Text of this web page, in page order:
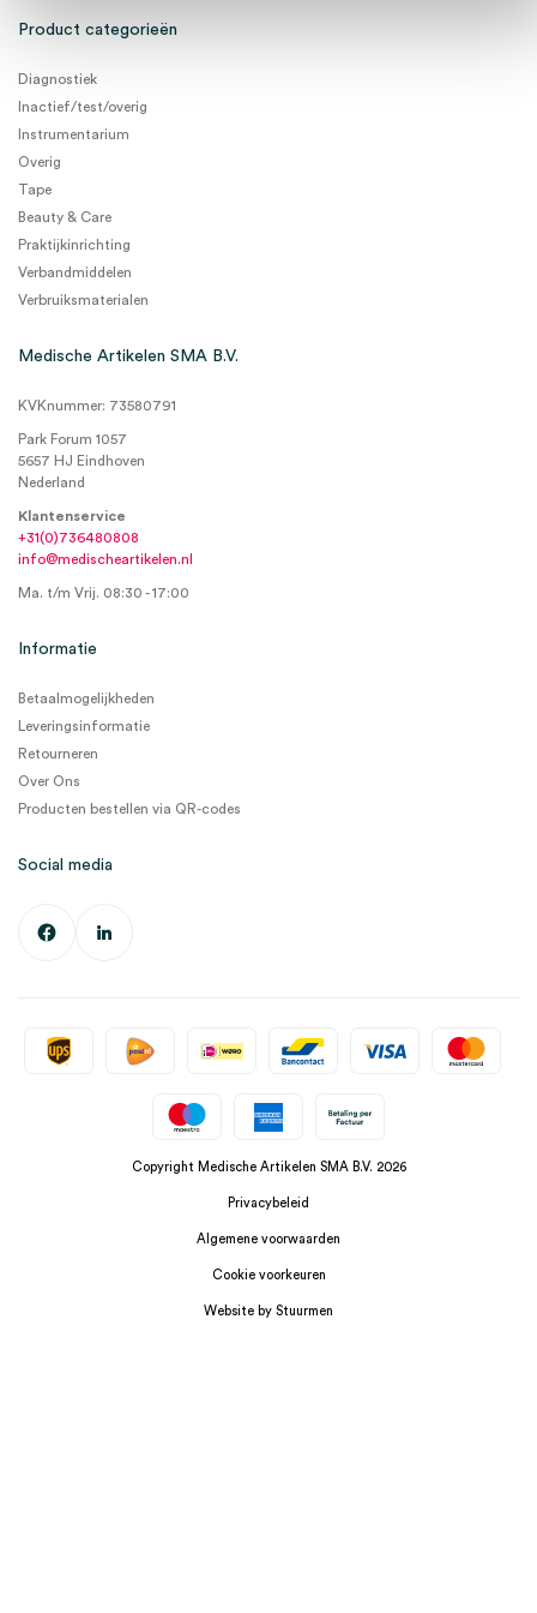
Product categorieën
Diagnostiek
Inactief/test/overig
Instrumentarium
Overig
Tape
Beauty & Care
Praktijkinrichting
Verbandmiddelen
Verbruiksmaterialen
Medische Artikelen SMA B.V.
KVKnummer: 73580791
Park Forum 1057
5657 HJ Eindhoven
Nederland
Klantenservice
+31(0)736480808
info@medischeartikelen.nl
Ma. t/m Vrij. 08:30 - 17:00
Informatie
Betaalmogelijkheden
Leveringsinformatie
Retourneren
Over Ons
Producten bestellen via QR-codes
Social media
Copyright Medische Artikelen SMA B.V. 2026
Privacybeleid
Algemene voorwaarden
Cookie voorkeuren
Website by Stuurmen